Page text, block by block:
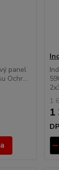
panel
Ochr...
1
1